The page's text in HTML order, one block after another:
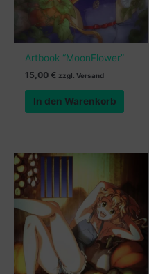
Artbook “MoonFlower”
15,00€ zzgl. Versand
In den Warenkorb